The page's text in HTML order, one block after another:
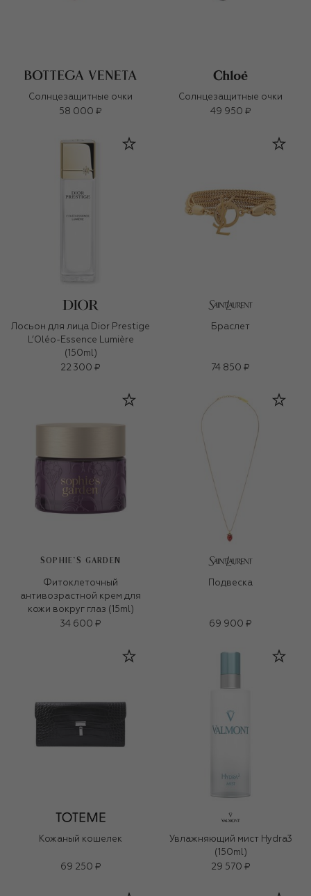
Солнцезащитные очки
58 000 ₽
Солнцезащитные очки
49 950 ₽
Лосьон для лица Dior Prestige
L’Oléo-Essence Lumière
(150ml)
22 300 ₽
Браслет
74 850 ₽
SOPHIE`S GARDEN
Фитоклеточный
антивозрастной крем для
кожи вокруг глаз (15ml)
34 600 ₽
Подвеска
69 900 ₽
Кожаный кошелек
69 250 ₽
Увлажняющий мист Hydra3
(150ml)
29 570 ₽